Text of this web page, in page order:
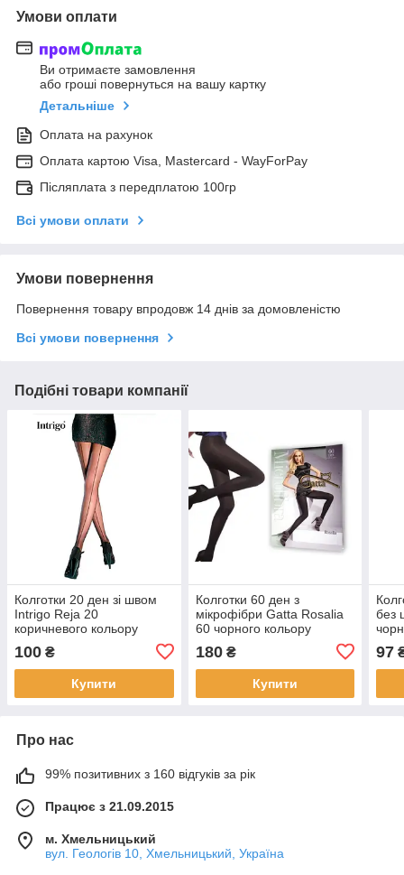
Умови оплати
Ви отримаєте замовлення
або гроші повернуться на вашу картку
Детальніше
Оплата на рахунок
Оплата картою Visa, Mastercard - WayForPay
Післяплата з передплатою 100гр
Всі умови оплати
Умови повернення
Повернення товару впродовж 14 днів за домовленістю
Всі умови повернення
Подібні товари компанії
Колготки 20 ден зі швом
Intrigo Reja 20
коричневого кольору
100 ₴
Купити
Колготки 60 ден з
мікрофібри Gatta Rosalia
60 чорного кольору
180₴
Купити
без
2 3
97
Про нас
99% позитивних з 160 відгуків за рік
Працює з 21.09.2015
м. Хмельницький
вул. Геологів 10, Хмельницький, Україна